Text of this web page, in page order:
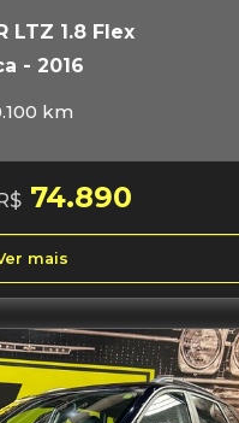
LTZ 1.8 Flex
- 2016
km
74.890
mais